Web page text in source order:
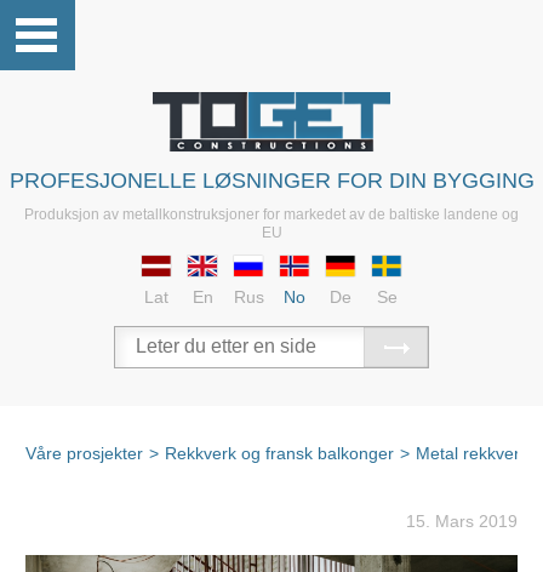
PROFESJONELLE LØSNINGER FOR DIN BYGGING
Produksjon av metallkonstruksjoner for markedet av de baltiske landene og
EU
Lat En Rus No De Se
Våre prosjekter > Rekkverk og fransk balkonger > Metal rekkverk
15. Mars 2019